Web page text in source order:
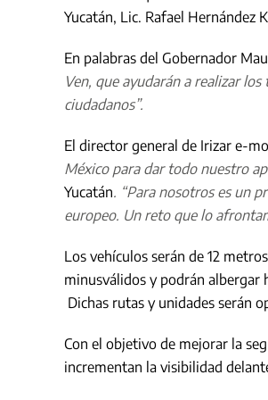
Yucatán, Lic. Rafael
En palabras del Gobernador
Ven, que ayudarán a realizar
ciudadanos”.
El director general de Irizar e-
México para dar todo nuestro
Yucatán. “Para nosotros es un
europeo. Un reto que lo
Los vehículos serán de 12
minusválidos y podrán albergar
Dichas rutas y unidades serán
Con el objetivo de mejorar la
incrementan la visibilidad